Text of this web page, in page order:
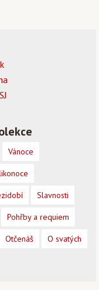
Vánoce
Slavnosti
Pohřby a requiem
Otčenáš O svatých